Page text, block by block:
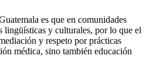
es que en comunidades
lingüísticas y culturales, por lo que el
y respeto por prácticas
médica, sino también educación